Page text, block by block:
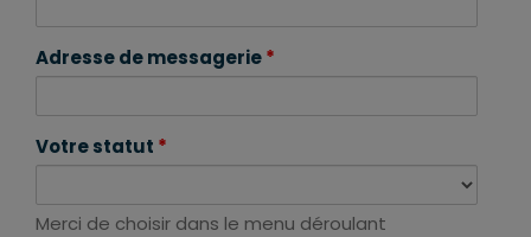
Adresse de messagerie*
Votre statut *
Merci de choisir dans le menu déroulant